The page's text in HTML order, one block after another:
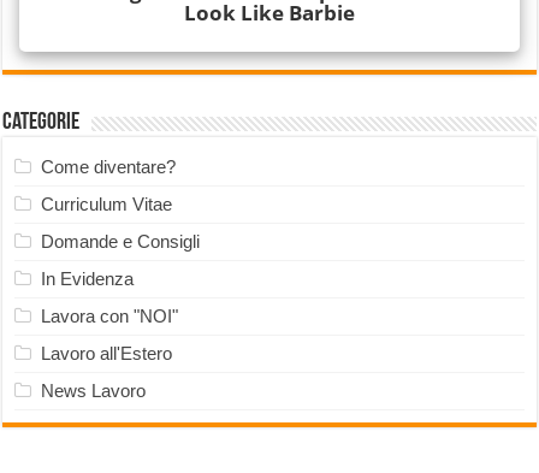
Categorie
Come diventare?
Curriculum Vitae
Domande e Consigli
In Evidenza
Lavora con "NOI"
Lavoro all'Estero
News Lavoro